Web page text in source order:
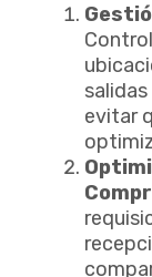
evitar